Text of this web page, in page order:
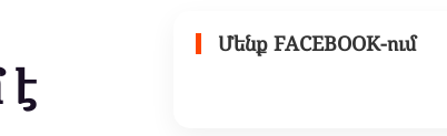
Մենք FACEBOOK-ում